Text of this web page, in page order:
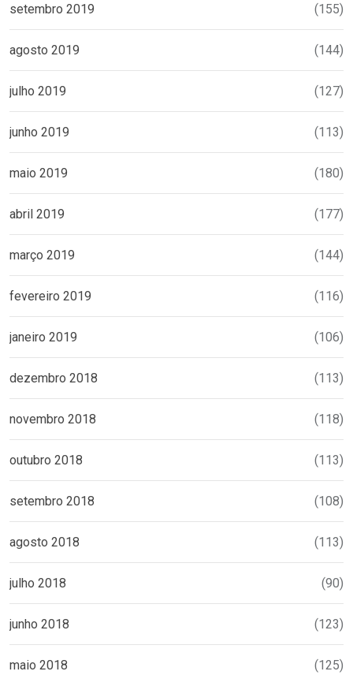
setembro 2019 (155)
agosto 2019 (144)
julho 2019 (127)
junho 2019 (113)
maio 2019 (180)
abril 2019 (177)
março 2019 (144)
fevereiro 2019 (116)
janeiro 2019 (106)
dezembro 2018 (113)
novembro 2018 (118)
outubro 2018 (113)
setembro 2018 (108)
agosto 2018 (113)
julho 2018 (90)
junho 2018 (123)
maio 2018 (125)